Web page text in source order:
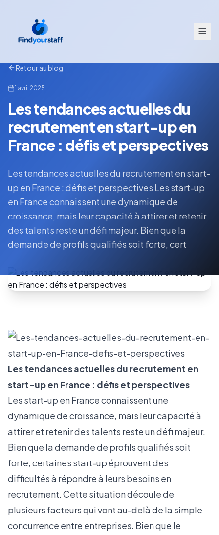
Retour au blog
1 avril 2025
Les tendances actuelles du
recrutement en start-up en
France : défis et perspectives
Les tendances actuelles du recrutement en start-
up en France : défis et perspectives Les start-up
en France connaissent une dynamique de
croissance, mais leur capacité à attirer et retenir
des talents reste un défi majeur. Bien que la
demande de profils qualifiés soit forte, cert
Les tendances actuelles du recrutement en
start-up en France : défis et perspectives
Les start-up en France connaissent une
dynamique de croissance, mais leur capacité à
attirer et retenir des talents reste un défi majeur.
Bien que la demande de profils qualifiés soit
forte, certaines start-up éprouvent des
difficultés à répondre à leurs besoins en
recrutement. Cette situation découle de
plusieurs facteurs qui vont au-delà de la simple
concurrence entre entreprises. Bien que le